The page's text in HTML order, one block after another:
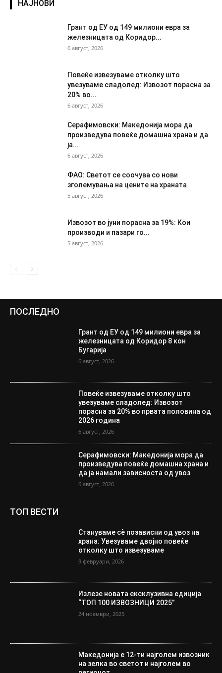
НАЈНОВИ
Грант од ЕУ од 149 милиони евра за
железницата од Коридор...
6 август, 2026
Повеќе извезуваме отколку што
увезуваме сладолед: Извозот порасна за
20% во...
6 август, 2026
Серафимовски: Македонија мора да
произведува повеќе домашна храна и да
ја...
6 август, 2026
ФАО: Светот се соочува со нови
зголемувања на цените на храната
5 август, 2026
Извозот во јуни порасна за 19%: Кои
производи и пазари го...
5 август, 2026
ПОСЛЕДНО
Грант од ЕУ од 149 милиони евра за
железницата од Коридор 8 кон
Бугарија
6 август, 2026
Повеќе извезуваме отколку што
увезуваме сладолед: Извозот
порасна за 20% во првата половина од
2026 година
6 август, 2026
Серафимовски: Македонија мора да
произведува повеќе домашна храна и
да ја намали зависноста од увоз
6 август, 2026
ТОП ВЕСТИ
Стануваме сè позависни од увоз на
храна: Увезуваме двојно повеќе
отколку што извезуваме
9 февруари, 2026
Излезе новата ексклузивна едиција
“ТОП 100 ИЗВОЗНИЦИ 2025”
24 ноември, 2025
Македонија е 12-ти најголем извозник
на зелка во светот и најголем во